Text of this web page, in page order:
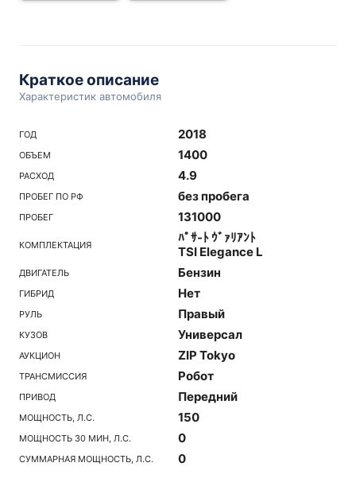
Краткое описание
Характеристик автомобиля
ГОД 2018
ОБЪЕМ 1400
РАСХОД 4.9
ПРОБЕГ ПО РФ без пробега
ПРОБЕГ 131000
КОМПЛЕКТАЦИЯ
ﾊﾟｻ-ﾄ ｳﾞｧﾘｱﾝﾄ
TSI Elegance L
ДВИГАТЕЛЬ Бензин
ГИБРИД Нет
РУЛЬ Правый
КУЗОВ Универсал
АУКЦИОН ZIP Tokyo
ТРАНСМИССИЯ Робот
ПРИВОД Передний
МОЩНОСТЬ, Л.С. 150
МОЩНОСТЬ 30 МИН, Л.С. 0
СУММАРНАЯ МОЩНОСТЬ, Л.С. 0